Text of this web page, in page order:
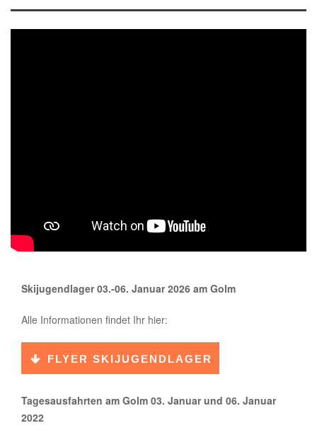
Skijugendlager 03.-06. Januar 2026 am Golm
Alle Informationen findet Ihr hier:
FLYER SKIJUGENDLAGER
Tagesausfahrten am Golm 03. Januar und 06. Januar
2022